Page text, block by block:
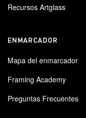
Recursos Artglass
ENMARCADOR
Mapa del enmarcador
Framing Academy
Preguntas Frecuentes